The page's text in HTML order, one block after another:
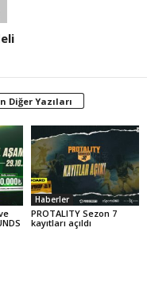
Diğer Yazıları
Haberler
PROTALITY Sezon 7
kayıtları açıldı